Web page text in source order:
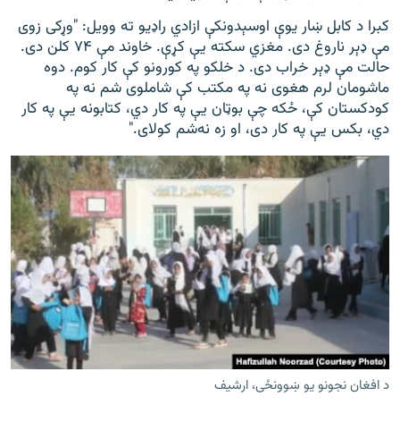
کبرا د کابل ښار یوې اوسېدونکې ازادي راډیو ته وویل: "وړکی زوی
مې ډېر ناروغ دی. مغزي سکته یې کړې. خاوند مې ۷۴ کلن دی.
حالت مې ډېر خراب دی. د خلکو په کورونو کې کار کوم. دوه
ماشومان لرم هغوی نه په مکتب کې شاملوی شم نه په
کودکستان کې، ځکه چې بوټان یې په کار دي، کتابونه یې په کار
دي، بکس یې په کار دی، او زه نه‌شم کولای."
د افغان نجونو يو ښوونځی، ارشيف